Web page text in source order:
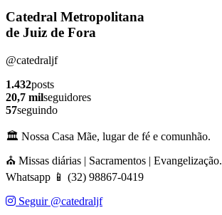
Catedral Metropolitana
de Juiz de Fora
@catedraljf
1.432posts
20,7 milseguidores
57seguindo
🏛️ Nossa Casa Mãe, lugar de fé e comunhão.
⛪ Missas diárias | Sacramentos | Evangelização.
Whatsapp 📱 (32) 98867-0419
Seguir @catedraljf